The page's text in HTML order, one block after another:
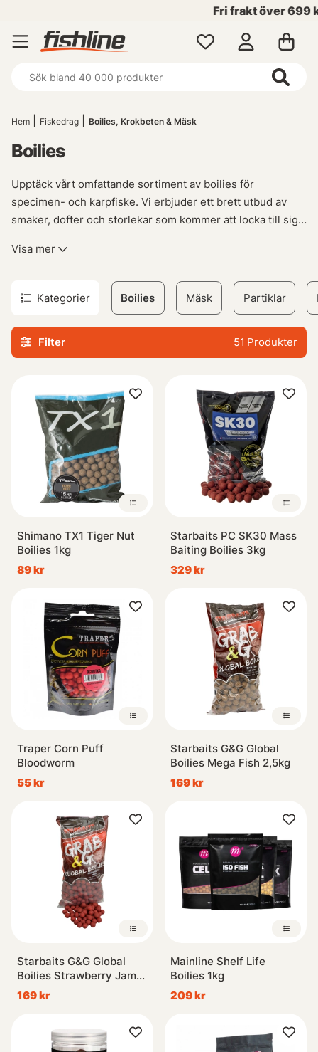
Fri frakt över 699 kr!
Hem Fiskedrag Boilies, Krokbeten & Mäsk
Boilies
Upptäck vårt omfattande sortiment av boilies för
specimen- och karpfiske. Vi erbjuder ett brett utbud av
smaker, dofter och storlekar som kommer att locka till sig
karpar med hair-rig eller andra riggar lämpliga för just
boilies. Genom att mata runt ditt huvudbete med dessa
attraktiva kulor ökar du chanserna att fånga fisken du vill
ha.
bekant med din boilie innan den råkar suga in ditt
huvudbete. Därför rekommenderar vi alltid köp av extra
mängder så det finns gott om tid för dem att uppskatta
dess smak innan de tar bettet.
Utforska vår Boiliekategori idag och ta del av alla fördelar
som detta populära tillsatsmedel har när det gäller
Visa mer
Kategorier Boilies Mäsk Partiklar
Filter 51 Produkter
Shimano TX1 Tiger Nut
Boilies 1kg
89 kr
Starbaits PC SK30 Mass
Baiting Boilies 3kg
329 kr
Traper Corn Puff
Bloodworm
55 kr
Starbaits G&G Global
Boilies Mega Fish 2,5kg
169 kr
Starbaits G&G Global
Boilies Strawberry Jam
2,5kg
169 kr
Mainline Shelf Life
Boilies 1kg
209 kr